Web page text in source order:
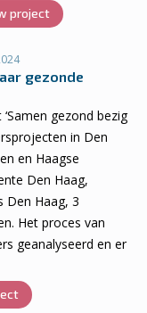
project
gezonde
gezond bezig
in Den
en Haagse
Den Haag,
Den Haag, 3
Het proces van
geanalyseerd en er